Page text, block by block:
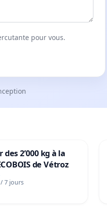
pour vous.
2’000 kg à la
de Vétroz
7 jours